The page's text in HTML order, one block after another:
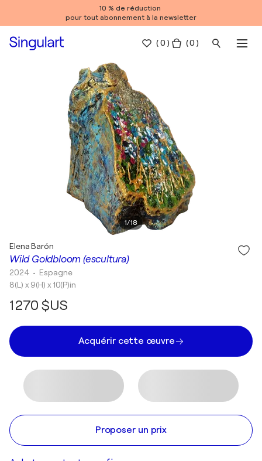
10 % de réduction
pour tout abonnement à la newsletter
(0 ) ( 0 )
1/18
Wild Goldbloom (escultura)
Elena Barón
2024 • Espagne
8(L) x 9(H) x 10(P)in
1 270 $US
Acquérir cette œuvre
Proposer un prix